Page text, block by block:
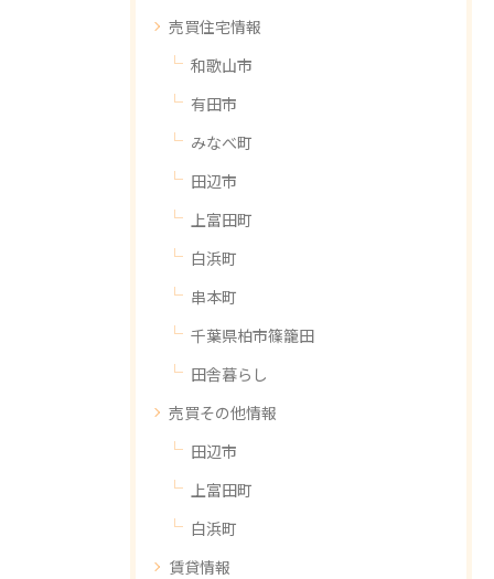
売買住宅情報
和歌山市
有田市
みなべ町
田辺市
上富田町
白浜町
串本町
千葉県柏市篠籠田
田舎暮らし
売買その他情報
田辺市
上富田町
白浜町
賃貸情報